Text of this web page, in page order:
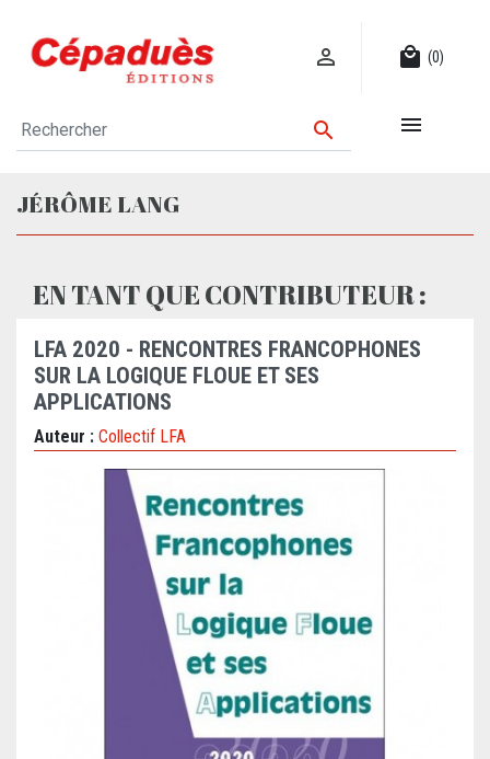
 local_mall (0)
 
JÉRÔME LANG
EN TANT QUE CONTRIBUTEUR :
LFA 2020 - RENCONTRES FRANCOPHONES
SUR LA LOGIQUE FLOUE ET SES
APPLICATIONS
Auteur : Collectif LFA